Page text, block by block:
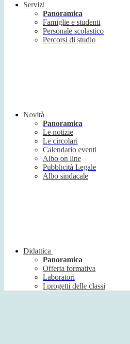
Servizi
Panoramica
Famiglie e studenti
Personale scolastico
Percorsi di studio
Novità
Panoramica
Le notizie
Le circolari
Calendario eventi
Albo on line
Pubblicità Legale
Albo sindacale
Didattica
Panoramica
Offerta formativa
Laboratori
I progetti delle classi